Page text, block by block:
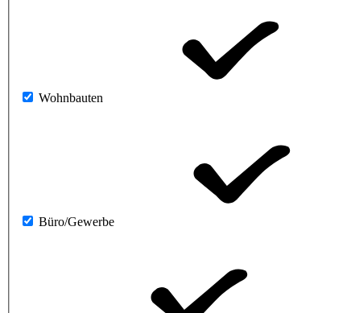
Wohnbauten
Büro/Gewerbe